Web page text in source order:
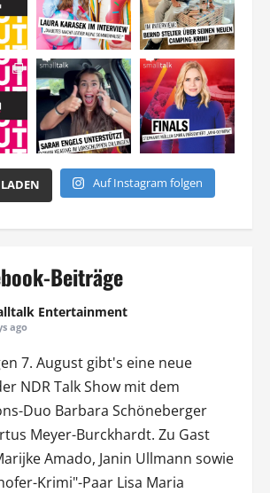
Auf Instagram folgen
Beiträge
Entertainment
ago
7. August gibt's eine neue
NDR Talk Showmit dem
Duo Barbara Schöneberger
Meyer-Burckhardt. Zu Gast
Amado, Janin Ullmann sowie
Krimi"-Paar Lisa Maria